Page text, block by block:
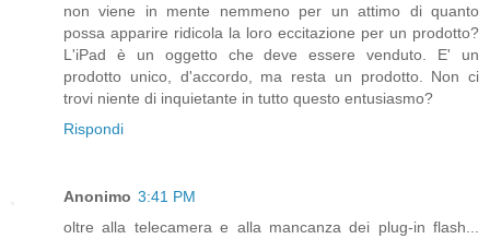
non viene in mente nemmeno per un attimo di quanto
possa apparire ridicola la loro eccitazione per un prodotto?
L'iPad è un oggetto che deve essere venduto. E' un
prodotto unico, d'accordo, ma resta un prodotto. Non ci
trovi niente di inquietante in tutto questo entusiasmo?
Rispondi
Anonimo 3:41 PM
oltre alla telecamera e alla mancanza dei plug-in flash...